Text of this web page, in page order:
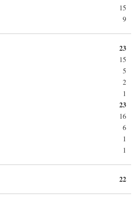
15
9
23
15
5
2
1
23
16
6
1
1
22